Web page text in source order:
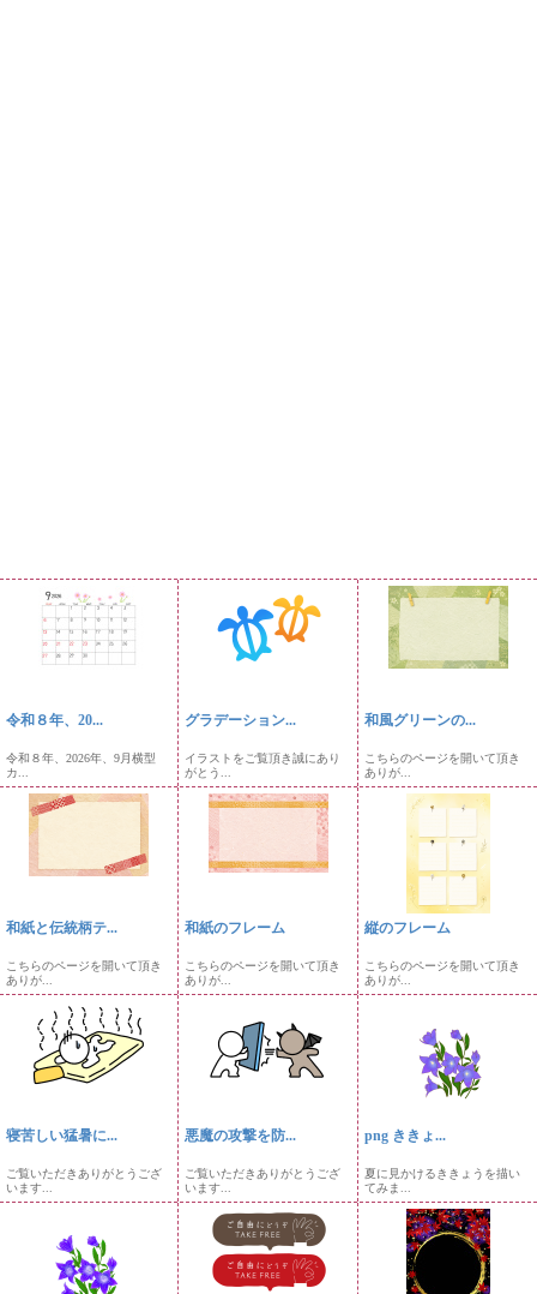
令和８年、20...
令和８年、2026年、9月横型
カ...
グラデーション...
イラストをご覧頂き誠にあり
がとう...
和風グリーンの...
こちらのページを開いて頂き
ありが...
和紙と伝統柄テ...
こちらのページを開いて頂き
ありが...
和紙のフレーム
こちらのページを開いて頂き
ありが...
縦のフレーム
こちらのページを開いて頂き
ありが...
寝苦しい猛暑に...
ご覧いただきありがとうござ
います...
悪魔の攻撃を防...
ご覧いただきありがとうござ
います...
png ききょ...
夏に見かけるききょうを描い
てみま...